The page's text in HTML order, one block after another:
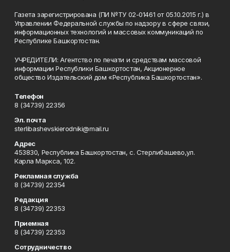
Газета зарегистрирована (ПИ №ТУ 02-01461 от 05.10.2015 г.) в
Управлении Федеральной службы по надзору в сфере связи,
информационных технологий и массовых коммуникаций по
Республике Башкортостан.
УЧРЕДИТЕЛИ: Агентство по печати и средствам массовой
информации Республики Башкортостан, Акционерное
общество Издательский дом «Республика Башкортостан».
Телефон
8 (34739) 22356
Эл. почта
sterlibashevskierodniki@mail.ru
Адрес
453830, Республика Башкортостан, c. Стерлибашево,ул.
Карла Маркса, 102.
Рекламная служба
8 (34739) 22354
Редакция
8 (34739) 22353
Приемная
8 (34739) 22353
Сотрудничество